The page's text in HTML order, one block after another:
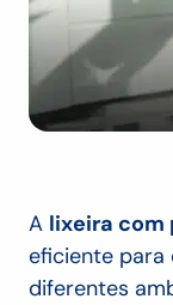
A lixeira com
eficiente para
diferentes